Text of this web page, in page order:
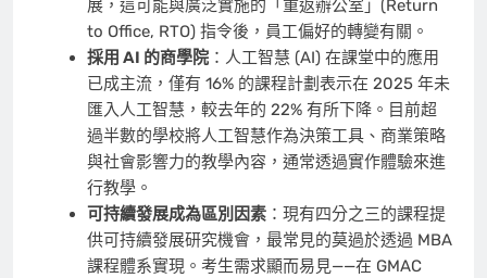
展，這可能與廣泛實施的「重返辦公室」(Return
to Office, RTO) 指令後，員工偏好的轉變有關。
採用 AI 的商學院：人工智慧 (AI) 在課堂中的應用
已成主流，僅有 16% 的課程計劃表示在 2025 年未
匯入人工智慧，較去年的 22% 有所下降。目前超
過半數的學校將人工智慧作為決策工具、商業策略
與社會影響力的教學內容，通常透過實作體驗來進
行教學。
可持續發展成為區別因素：現有四分之三的課程提
供可持續發展研究機會，最常見的莫過於透過 MBA
課程體系實現。考生需求顯而易見——在 GMAC